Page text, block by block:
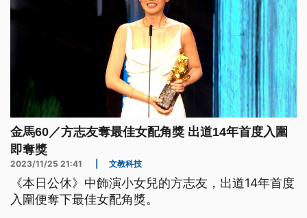
金馬60／方志友奪最佳女配角獎 出道14年首度入圍
即奪獎
2023/11/25 21:41 文教科技
《本日公休》中飾演小女兒的方志友，出道14年首度
入圍便奪下最佳女配角獎。